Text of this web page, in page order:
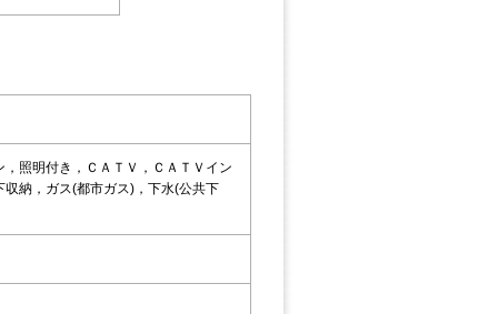
照明付き，ＣＡＴＶ，ＣＡＴＶイン
納，ガス(都市ガス)，下水(公共下